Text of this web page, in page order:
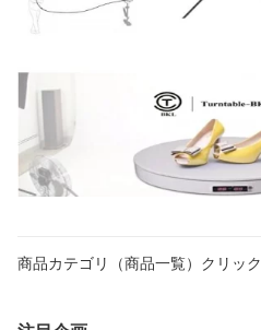
商品カテゴリ（商品一覧）クリック